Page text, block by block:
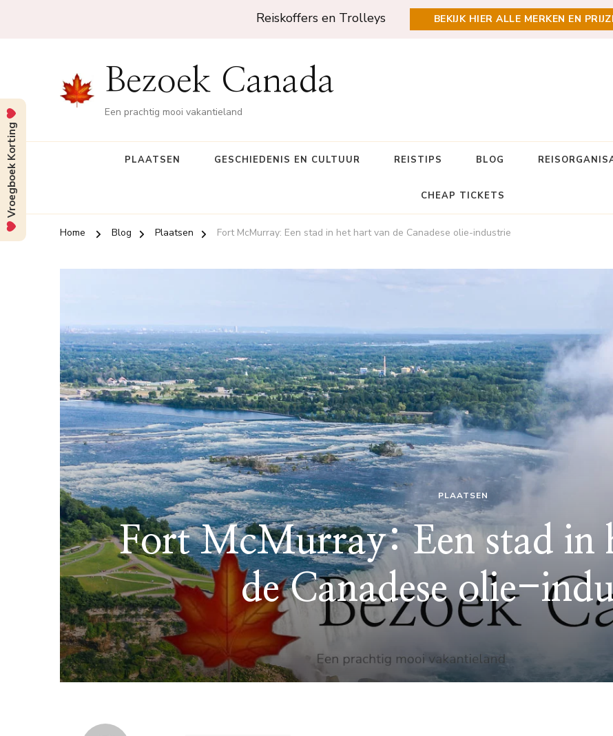
Reiskoffers en Trolleys BEKIJK HIER ALLE MERKEN EN
Bezoek Canada
Een prachtig mooi vakantieland
PLAATSEN GESCHIEDENIS EN CULTUUR REISTIPS BLOG
CHEAP TICKETS
Home Blog Plaatsen Fort McMurray: Een stad in het hart van de Canadese olie-industrie
PLAATSEN
Fort McMurray: Een stad in
de Canadese olie-
Vroegboek Korting